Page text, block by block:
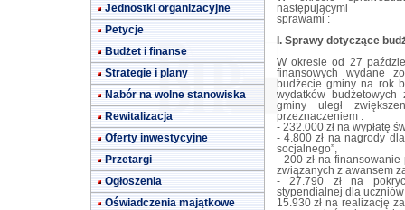
Jednostki organizacyjne
Petycje
Budżet i finanse
Strategie i plany
Nabór na wolne stanowiska
Rewitalizacja
Oferty inwestycyjne
Przetargi
Ogłoszenia
Oświadczenia majątkowe
następującymi
sprawami :
I. Sprawy dotyczące
W okresie od 27
finansowych wydane
budżecie gminy na rok
wydatków budżetowych
gminy uległ
przeznaczeniem :
- 232.000 zł na wypłatę
- 4.800 zł na nagrody
socjalnego”,
- 200 zł na
związanych z awansem
- 27.790 zł na
stypendialnej dla
15.930 zł na realizację